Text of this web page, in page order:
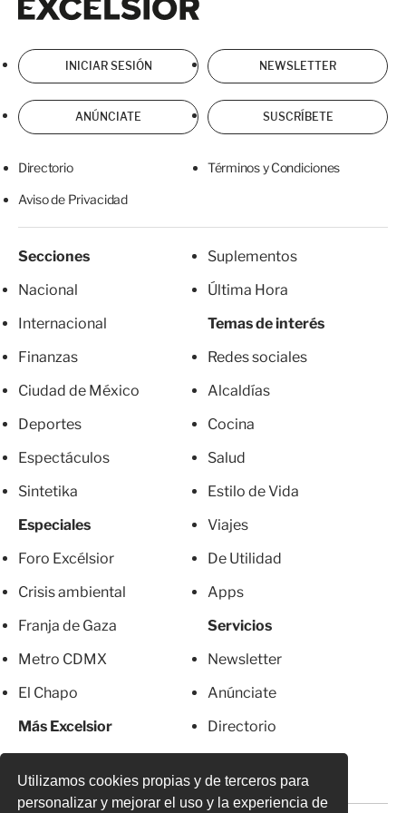
Utilizamos cookies propias y de terceros para
personalizar y mejorar el uso y la experiencia de
INICIAR SESIÓN NEWSLETTER
ANÚNCIATE SUSCRÍBETE
Directorio Términos y Condiciones
Aviso de Privacidad
Secciones
Nacional
Internacional
Finanzas
Ciudad de México
Deportes
Espectáculos
Sintetika
Especiales
Foro Excélsior
Crisis ambiental
Franja de Gaza
Metro CDMX
El Chapo
Más Excelsior
Suplementos
Última Hora
Temas de interés
Redes sociales
Alcaldías
Cocina
Salud
Estilo de Vida
Viajes
De Utilidad
Apps
Servicios
Newsletter
Anúnciate
Directorio